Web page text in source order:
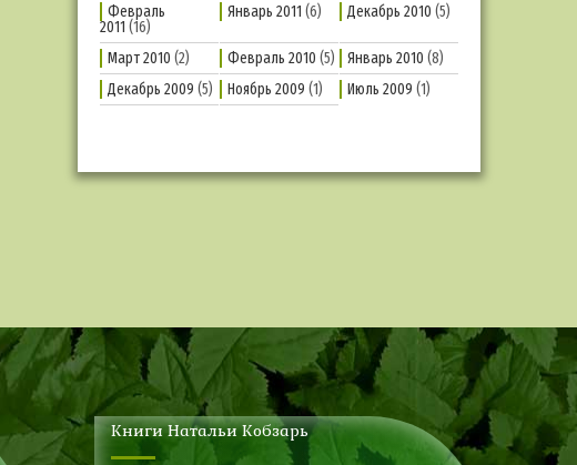
Февраль
2011 (16)
Январь 2011 (6) Декабрь 2010 (5)
Март 2010 (2) Февраль 2010 (5) Январь 2010 (8)
Декабрь 2009 (5) Ноябрь 2009 (1) Июль 2009 (1)
Книги Натальи Кобзарь